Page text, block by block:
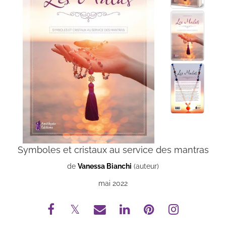
Symboles et cristaux au service des mantras
de Vanessa Bianchi (auteur)
mai 2022